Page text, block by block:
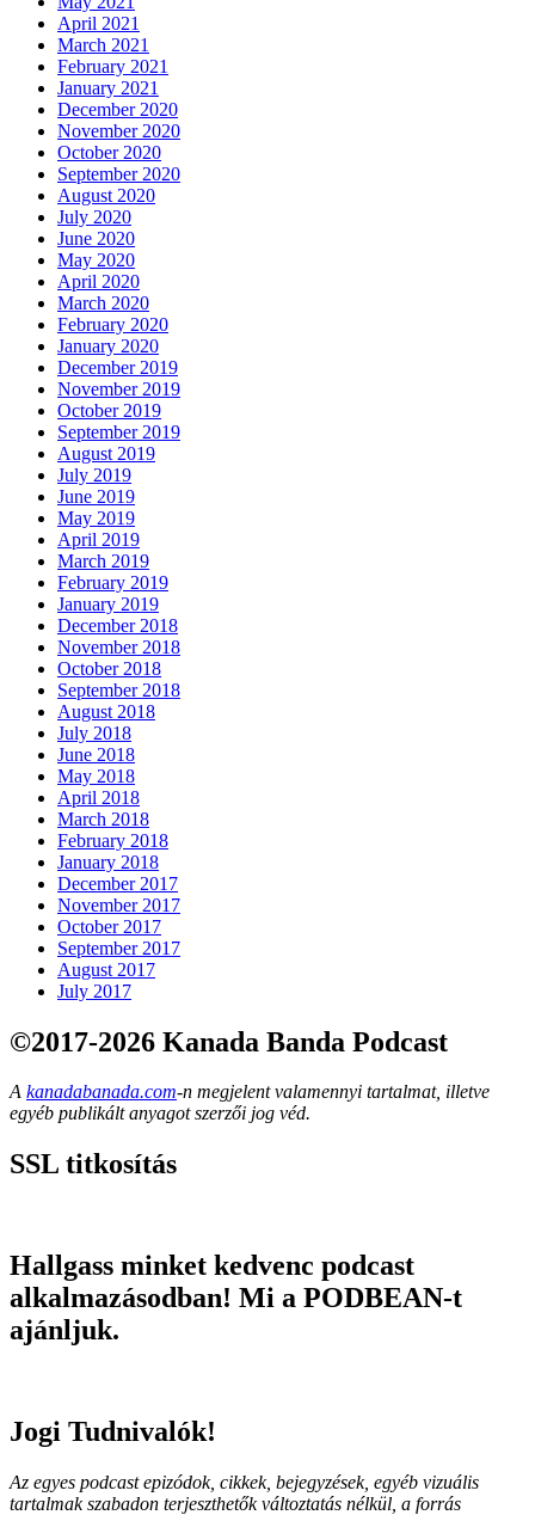
April 2021
March 2021
February 2021
January 2021
December 2020
November 2020
October 2020
September 2020
August 2020
July 2020
June 2020
May 2020
April 2020
March 2020
February 2020
January 2020
December 2019
November 2019
October 2019
September 2019
August 2019
July 2019
June 2019
May 2019
April 2019
March 2019
February 2019
January 2019
December 2018
November 2018
October 2018
September 2018
August 2018
July 2018
June 2018
May 2018
April 2018
March 2018
February 2018
January 2018
December 2017
November 2017
October 2017
September 2017
August 2017
July 2017
©2017-2026 Kanada Banda Podcast
A kanadabanada.com-n megjelent valamennyi tartalmat, illetve
egyéb publikált anyagot szerzői jog véd.
SSL titkosítás
Hallgass minket kedvenc podcast
alkalmazásodban! Mi a PODBEAN-t
ajánljuk.
Jogi Tudnivalók!
Az egyes podcast epizódok, cikkek, bejegyzések, egyéb vizuális
tartalmak szabadon terjeszthetők változtatás nélkül, a forrás